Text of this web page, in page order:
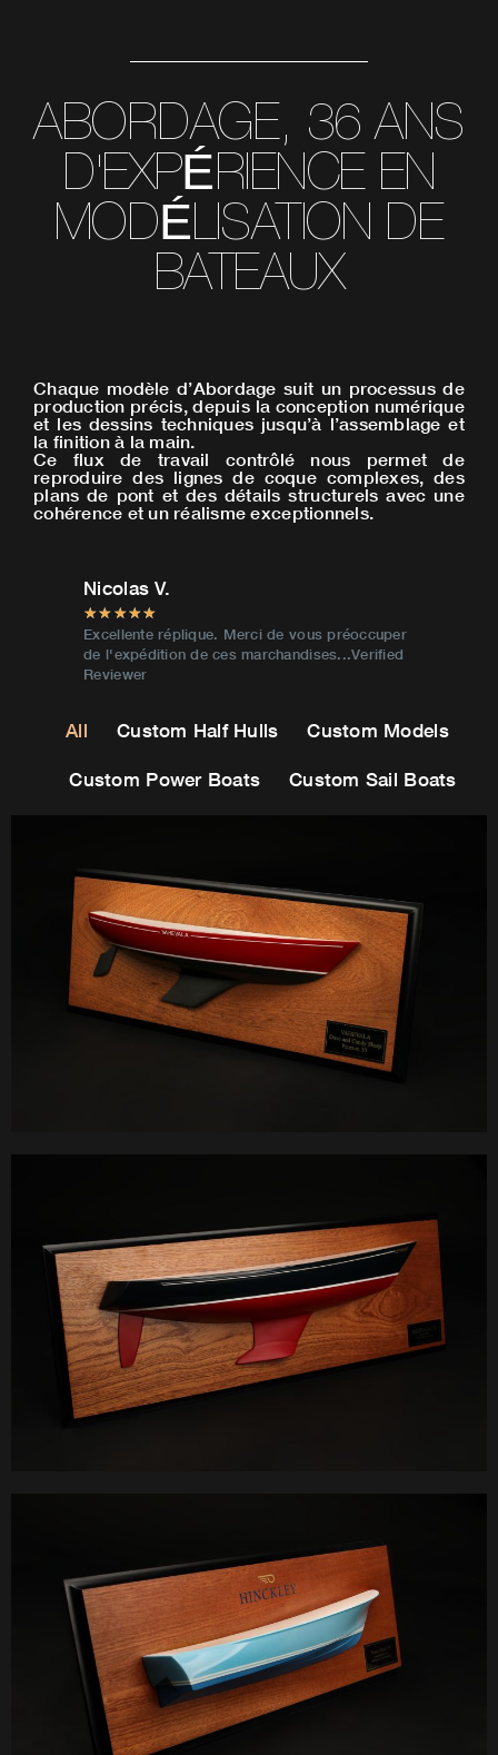
ABORDAGE, 36 ANS
D'EXPÉRIENCE EN
MODÉLISATION DE
BATEAUX
Chaque modèle d’Abordage suit un processus de
production précis, depuis la conception numérique
et les dessins techniques jusqu’à l’assemblage et
la finition à la main.
Ce flux de travail contrôlé nous permet de
reproduire des lignes de coque complexes, des
plans de pont et des détails structurels avec une
cohérence et un réalisme exceptionnels.
réplique. Merci de vous préoccuper
de ces marchandises...Verified
Merci beaucoup, mon mari a
cadeau, il s'est extasié et
All Custom Half Hulls Custom Models
Custom Power Boats Custom Sail Boats